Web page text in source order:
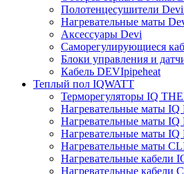
Полотенцесушители
Нагревательные маты
Аксессуары Devi
Саморегулирующиеся
Блоки управления и
Кабель DEVIpipeheat
Теплый пол IQWATT
Терморегуляторы IQ
Нагревательные маты
Нагревательные маты
Нагревательные маты
Нагревательные маты
Нагревательные кабели
Нагревательные кабели